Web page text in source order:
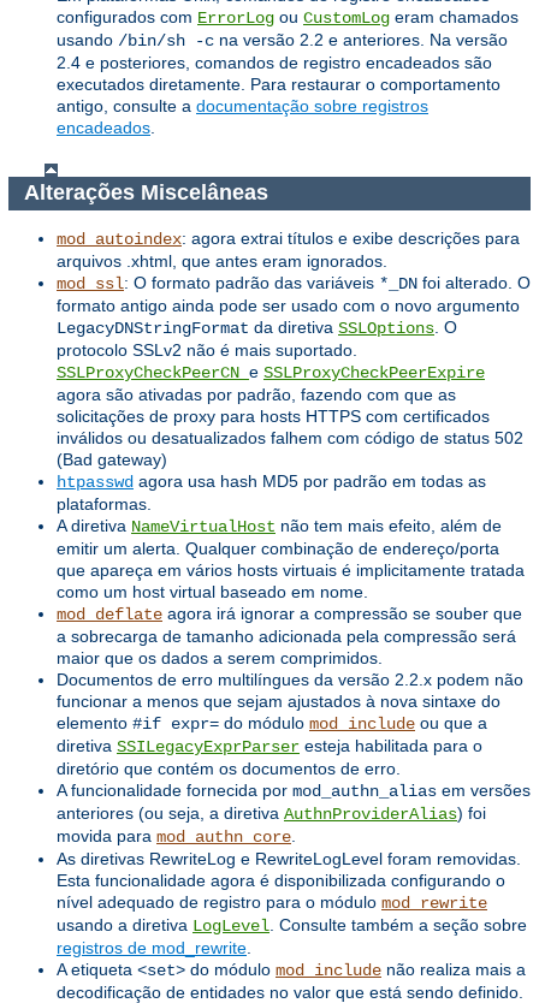
configurados com ErrorLog ou CustomLog eram chamados
usando /bin/sh -c na versão 2.2 e anteriores. Na versão
2.4 e posteriores, comandos de registro encadeados são
executados diretamente. Para restaurar o comportamento
antigo, consulte a documentação sobre registros
encadeados
Alterações Miscelâneas
mod_autoindex: agora extrai títulos e exibe descrições para
arquivos .xhtml, que antes eram ignorados.
mod_ssl: O formato padrão das variáveis ​​ *_DN foi alterado. O
formato antigo ainda pode ser usado com o novo argumento
LegacyDNStringFormat da diretiva SSLOptions . O
protocolo SSLv2 não é mais suportado.
SSLProxyCheckPeerCN e SSLProxyCheckPeerExpire
agora são ativadas por padrão, fazendo com que as
solicitações de proxy para hosts HTTPS com certificados
inválidos ou desatualizados falhem com código de status 502
(Bad gateway)
htpasswd agora usa hash MD5 por padrão em todas as
plataformas.
A diretiva NameVirtualHost não tem mais efeito, além de
emitir um alerta. Qualquer combinação de endereço/porta
que apareça em vários hosts virtuais é implicitamente tratada
como um host virtual baseado em nome.
mod_deflate agora irá ignorar a compressão se souber que
a sobrecarga de tamanho adicionada pela compressão será
maior que os dados a serem comprimidos.
Documentos de erro multilíngues da versão 2.2.x podem não
funcionar a menos que sejam ajustados à nova sintaxe do
elemento #if expr= do módulo mod_include ou que a
diretiva SSILegacyExprParser esteja habilitada para o
diretório que contém os documentos de erro.
A funcionalidade fornecida por mod_authn_alias em versões
anteriores (ou seja, a diretiva AuthnProviderAlias) foi
movida para mod_authn_core
As diretivas RewriteLog e RewriteLogLevel foram removidas.
Esta funcionalidade agora é disponibilizada configurando o
nível adequado de registro para o módulo mod_rewrite
usando a diretiva LogLevel . Consulte também a seção sobre
registros de mod_rewrite
A etiqueta <set> do módulo mod_include não realiza mais a
decodificação de entidades no valor que está sendo definido.